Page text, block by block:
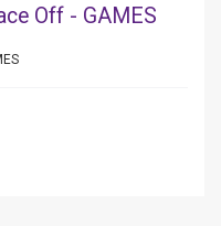
Off - GAMES